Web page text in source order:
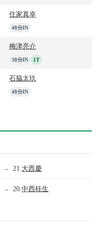
住家真幸
48分IN
梅津亮介
38分IN 1T
石脇太玖
48分IN
→ 21. 大西慶
→ 20. 中西桂生